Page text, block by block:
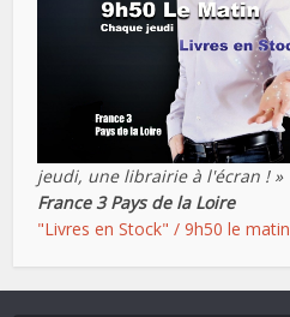
jeudi, une librairie à l'écran ! »
France 3 Pays de la Loire
"Livres en Stock" / 9h50 le matin